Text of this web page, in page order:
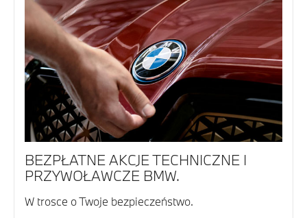
BEZPŁATNE AKCJE TECHNICZNE I
PRZYWOŁAWCZE BMW.
W trosce o Twoje bezpieczeństwo.